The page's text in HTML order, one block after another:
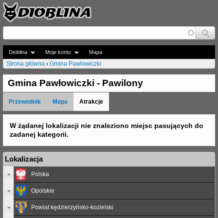
Jump to navigation
Dioblina Moje konto Mapa
J
e
s
e
ś
t
Strona główna › Gmina Pawłowiczki
Gmina Pawłowiczki - Pawilony
Przewodnik Mapa Atrakcje
W żądanej lokalizacji nie znaleziono miejsc pasujących do
zadanej kategorii.
Lokalizacja
Polska
Opolskie
Powiat kędzierzyńsko-kozielski